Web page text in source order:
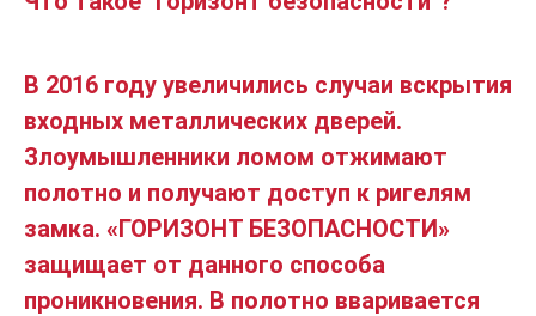
В 2016 году увеличились случаи вскрытия
входных металлических дверей.
Злоумышленники ломом отжимают
полотно и получают доступ к ригелям
замка. «ГОРИЗОНТ БЕЗОПАСНОСТИ»
защищает от данного способа
проникновения. В полотно вваривается